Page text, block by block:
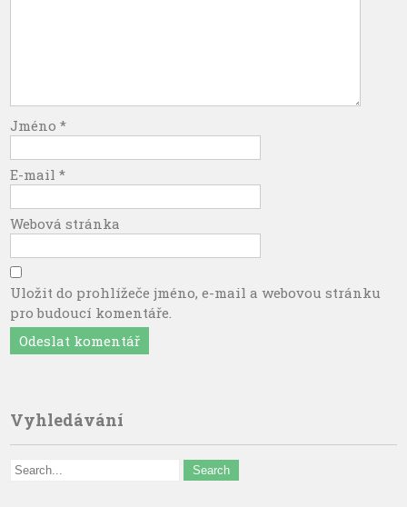
Jméno*
E-mail*
Webová stránka
Uložit do prohlížeče jméno, e-mail a webovou stránku
pro budoucí komentáře.
Vyhledávání